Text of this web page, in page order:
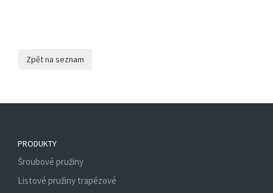
PRODUKTY
Šroubové pružiny
Listové pružiny trapézové